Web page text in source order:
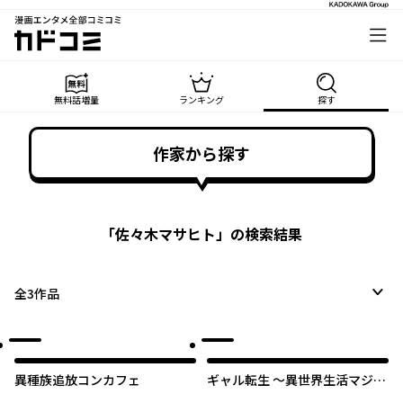
漫画エンタメ全部コミコミ
カドコミ
無料話増量 ランキング 探す
作家から探す
「佐々木マサヒト」の検索結果
全3作品
異種族追放コンカフェ
ギャル転生 ～異世界生活マジだ